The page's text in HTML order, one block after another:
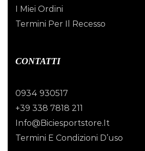
I Miei Ordini
Termini Per Il Recesso
CONTATTI
0934 930517
+39 338 7818 211
Info@biciesportstore.it
Termini E Condizioni D’uso